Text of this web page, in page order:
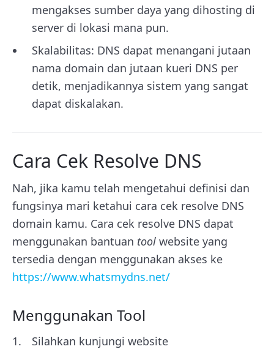
mengakses sumber daya yang dihosting di
server di lokasi mana pun.
Skalabilitas: DNS dapat menangani jutaan
nama domain dan jutaan kueri DNS per
detik, menjadikannya sistem yang sangat
dapat diskalakan.
Cara Cek Resolve DNS
Nah, jika kamu telah mengetahui definisi dan
fungsinya mari ketahui cara cek resolve DNS
domain kamu. Cara cek resolve DNS dapat
menggunakan bantuan tool website yang
tersedia dengan menggunakan akses ke
https://www.whatsmydns.net/
Menggunakan Tool
Silahkan kunjungi website